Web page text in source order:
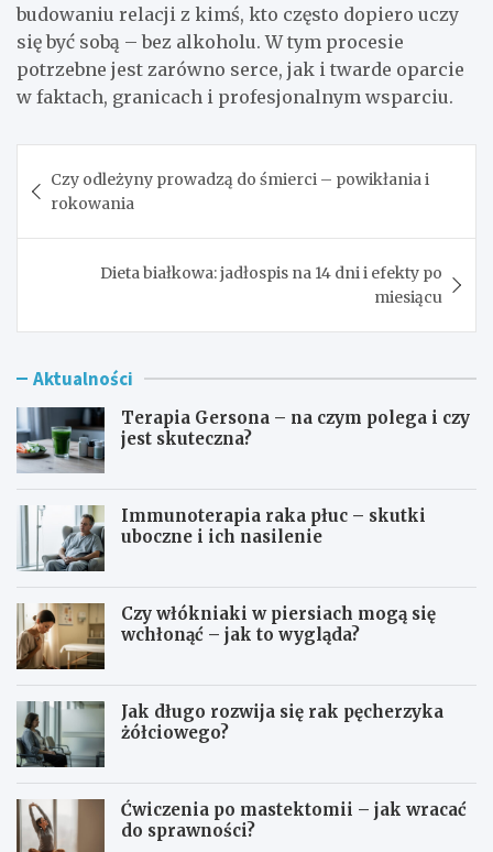
budowaniu relacji z kimś, kto często dopiero uczy
się być sobą – bez alkoholu. W tym procesie
potrzebne jest zarówno serce, jak i twarde oparcie
w faktach, granicach i profesjonalnym wsparciu.
wpisu
Czy odleżyny prowadzą do śmierci – powikłania i
rokowania
Dieta białkowa: jadłospis na 14 dni i efekty po
miesiącu
Aktualności
Terapia Gersona – na czym polega i czy
jest skuteczna?
Immunoterapia raka płuc – skutki
uboczne i ich nasilenie
Czy włókniaki w piersiach mogą się
wchłonąć – jak to wygląda?
Jak długo rozwija się rak pęcherzyka
żółciowego?
Ćwiczenia po mastektomii – jak wracać
do sprawności?